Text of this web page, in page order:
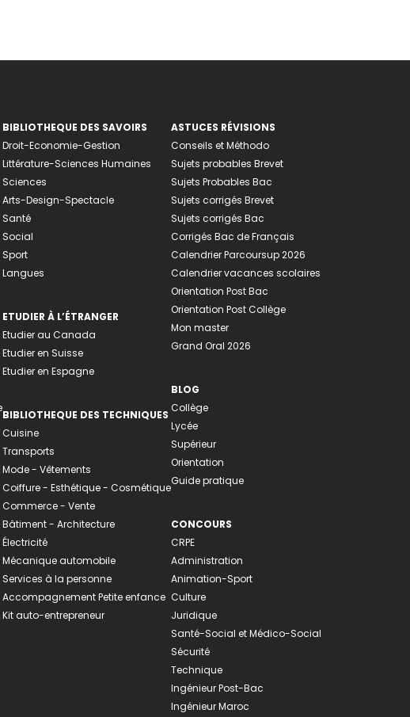
BIBLIOTHEQUE DES SAVOIRS
Droit-Economie-Gestion
Littérature-Sciences Humaines
Sciences
Arts-Design-Spectacle
Santé
Social
Sport
Langues
ETUDIER À L’ÉTRANGER
Etudier au Canada
Etudier en Suisse
Etudier en Espagne
BIBLIOTHEQUE DES TECHNIQUES
Cuisine
Transports
Mode - Vêtements
Coiffure - Esthétique - Cosmétique
Commerce - Vente
Bâtiment - Architecture
Électricité
Mécanique automobile
Services à la personne
Accompagnement Petite enfance
Kit auto-entrepreneur
ASTUCES RÉVISIONS
Conseils et Méthodo
Sujets probables Brevet
Sujets Probables Bac
Sujets corrigés Brevet
Sujets corrigés Bac
Corrigés Bac de Français
Calendrier Parcoursup 2026
Calendrier vacances scolaires
Orientation Post Bac
Orientation Post Collège
Mon master
Grand Oral 2026
BLOG
Collège
Lycée
Supérieur
Orientation
Guide pratique
CONCOURS
CRPE
Administration
Animation-Sport
Culture
Juridique
Santé-Social et Médico-Social
Sécurité
Technique
Ingénieur Post-Bac
Ingénieur Maroc